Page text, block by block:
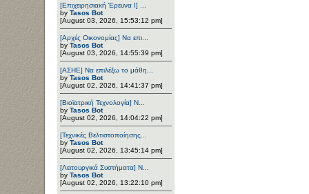
[Επιχειρησιακή Έρευνα Ι] ...
by Tasos Bot
[August 03, 2026, 15:53:12 pm]
[Αρχές Οικονομίας] Να επι...
by Tasos Bot
[August 03, 2026, 14:55:39 pm]
[ΑΣΗΕ] Να επιλέξω το μάθη...
by Tasos Bot
[August 02, 2026, 14:41:37 pm]
[Βιοϊατρική Τεχνολογία] Ν...
by Tasos Bot
[August 02, 2026, 14:04:22 pm]
[Τεχνικές Βελτιστοποίησης...
by Tasos Bot
[August 02, 2026, 13:45:14 pm]
[Λειτουργικά Συστήματα] Ν...
by Tasos Bot
[August 02, 2026, 13:22:10 pm]